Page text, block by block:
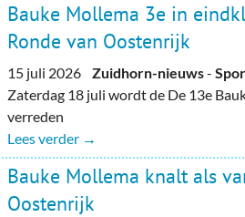
Gemeente informatie
Dorpen
Woningaanbod
Columns & Redactioneel
Foto-pagina
Kunst
Muziek
Podia & Dorpshuizen
Bauke Mollema 3e in
Ronde van Oostenrijk
15 juli 2026Zuidhorn-nieuws-
Zaterdag 18 juli wordt de De 13e
verreden
Lees verder →
Bauke Mollema knalt als
Oostenrijk